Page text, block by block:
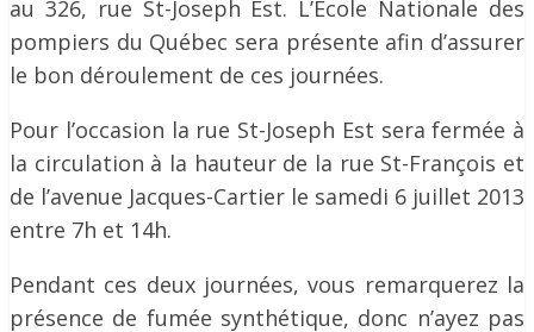
au 326, rue St-Joseph Est. L’École Nationale des
pompiers du Québec sera présente afin d’assurer
le bon déroulement de ces journées.
Pour l’occasion la rue St-Joseph Est sera fermée à
la circulation à la hauteur de la rue St-François et
de l’avenue Jacques-Cartier le samedi 6 juillet 2013
entre 7h et 14h.
Pendant ces deux journées, vous remarquerez la
présence de fumée synthétique, donc n’ayez pas